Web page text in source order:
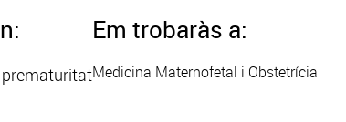
Em trobaràs a:
Medicina Maternofetal i Obstetrícia